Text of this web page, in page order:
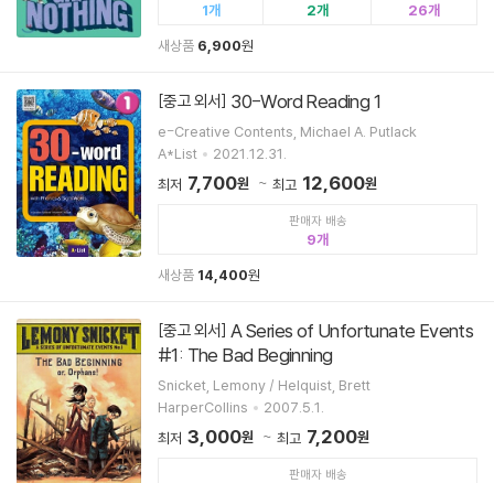
1 2
26
새상품 6,900원
[중고 외서] 30-Word Reading 1
e-Creative Contents, Michael A. Putlack
A*List
2021.12.31.
최저 7,700원 최고 12,600원
판매자 배송
9
새상품 14,400원
[중고 외서] A Series of Unfortunate Events
#1: The Bad Beginning
Snicket, Lemony / Helquist, Brett
HarperCollins
2007.5.1.
최저 3,000원 최고 7,200원
판매자 배송